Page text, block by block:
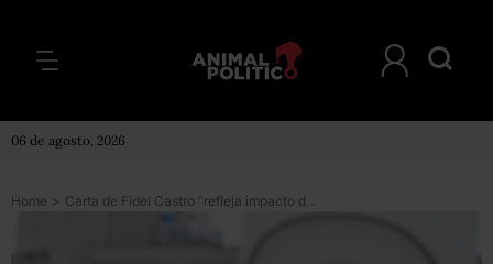
06 de agosto, 2026
Home > Carta de Fidel Castro “refleja impacto de la visita de Obama”, responde EU a líder cubano